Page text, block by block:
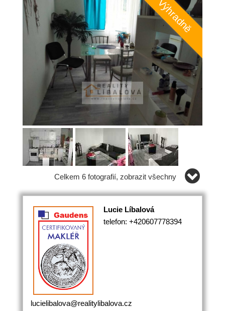
Celkem 6 fotografií, zobrazit všechny
Lucie Líbalová
telefon: +420607778394
lucielibalova@realitylibalova.cz